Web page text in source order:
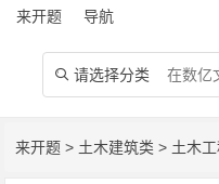
来开题 导航
 请选择分类
来开题 > 土木建筑类 > 土木